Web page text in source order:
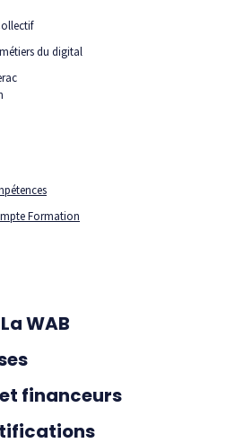
du digital
Formation
WAB
financeurs